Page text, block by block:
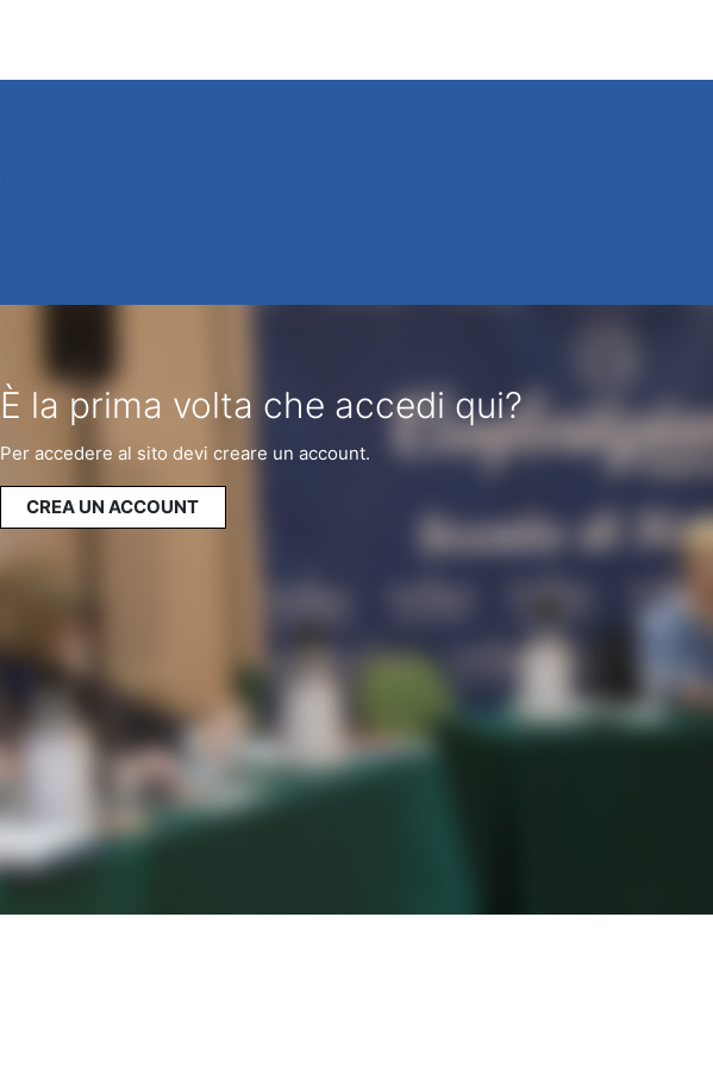
È la prima volta che accedi qui?
Per accedere al sito devi creare un account.
CREA UN ACCOUNT